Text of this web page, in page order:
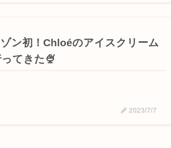
ゾン初！Chloéのアイスクリーム
てきた🍨
2023/7/7